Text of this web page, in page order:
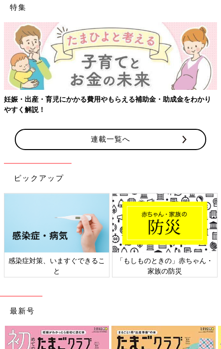
特集
【ワクチン接種できるものも】妊婦の感染症対策、知っておいて！
連載一覧へ
ピックアップ
日本外来小児科学会リーフレッ
ト検討会
六星占術 細木かおりさんの人生
相談
最新号